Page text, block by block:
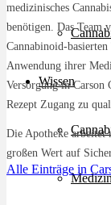
Wissen
medizinisches
benötigen. Das Team
Cannabinoid-
Anwendung ihrer
Versorgung in Carson
Rezept Zugang zu
Die Apotheke arbeitet
großen Wert auf
Alle Einträge in